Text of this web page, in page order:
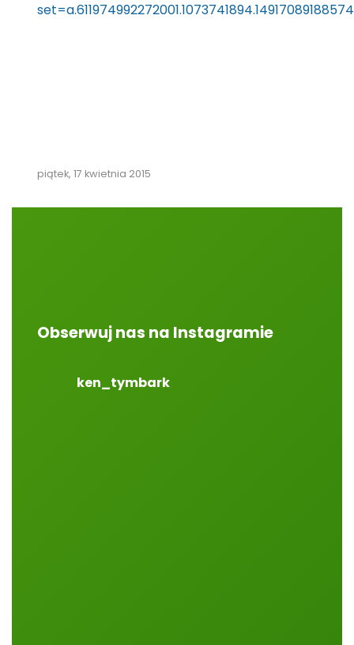
piątek, 17 kwietnia 2015
Obserwuj nas na Instagramie
ken_tymbark